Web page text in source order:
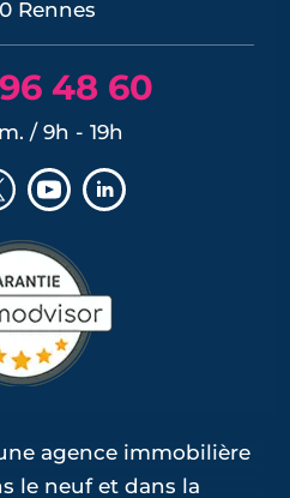
Rennes
48 60
/ 9h - 19h
agence immobilière
le neuf et dans la